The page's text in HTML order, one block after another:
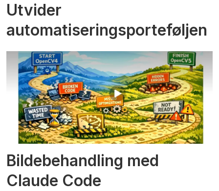
Utvider
automatiseringsporteføljen
Bildebehandling med
Claude Code